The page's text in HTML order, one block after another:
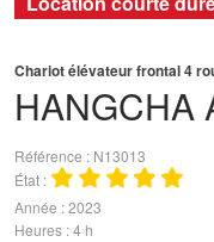
HANGCHA
Chariot élévateur frontal 4
Référence
N13013
État
Année 2023
Heures 4 h